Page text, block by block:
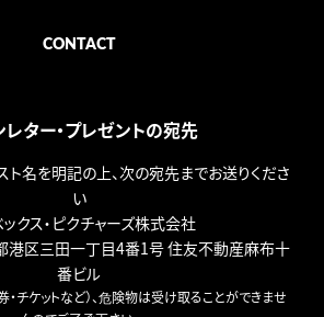
CONTACT
レター・プレゼントの宛先
ト名を明記の上、次の宛先までお送りくださ
い
クス・ピクチャーズ株式会社
区三田一丁目4番1号 住友不動産麻布十
番ビル
・チケットなど）、危険物は受け取ることができませ